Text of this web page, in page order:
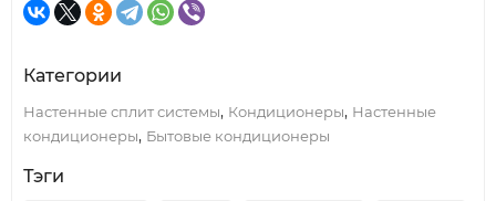
Категории
Настенные сплит системы, Кондиционеры, Настенные
кондиционеры, Бытовые кондиционеры
Тэги